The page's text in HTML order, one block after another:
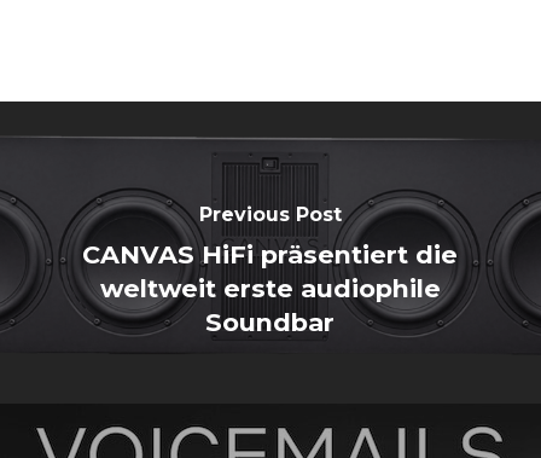
Previous Post
CANVAS HiFi präsentiert die
weltweit erste audiophile
Soundbar